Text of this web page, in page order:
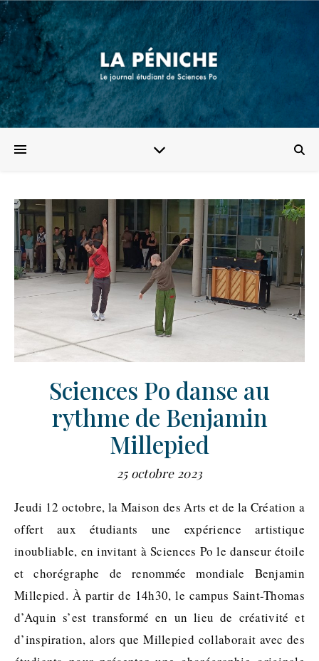
Sciences Po danse au
rythme de Benjamin
Millepied
25 octobre 2023
Jeudi 12 octobre, la Maison des Arts et de la Création a
offert aux étudiants une expérience artistique
inoubliable, en invitant à Sciences Po le danseur étoile
et chorégraphe de renommée mondiale Benjamin
Millepied. À partir de 14h30, le campus Saint-Thomas
d’Aquin s’est transformé en un lieu de créativité et
d’inspiration, alors que Millepied collaborait avec des